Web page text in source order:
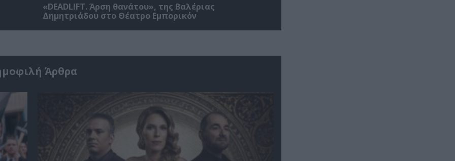
«DEADLIFT. Άρση θανάτου», της Βαλέριας
Δημητριάδου στο Θέατρο Εμπορικόν
Άρθρα